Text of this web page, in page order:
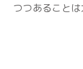
つつあることは